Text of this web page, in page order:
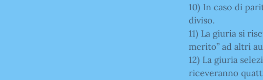
10) In caso di
diviso.
11) La giuria si
merito” ad altri
12) La giuria
riceveranno